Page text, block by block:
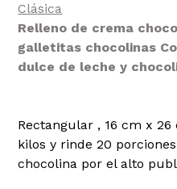
Clásica
Relleno de crema
galletitas chocolinas
dulce de leche y
Rectangular , 16 cm x
kilos y rinde 20
chocolina por el alto